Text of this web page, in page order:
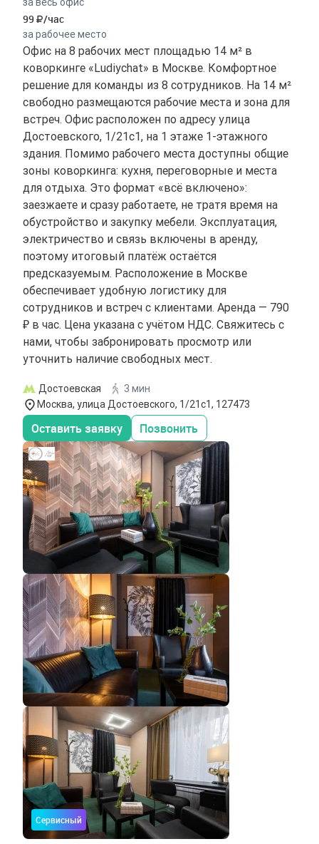
99 /час
за рабочее место
Офис на 8 рабочих мест площадью 14 м² в
коворкинге «Ludiychat» в Москве. Комфортное
решение для команды из 8 сотрудников. На 14 м²
свободно размещаются рабочие места и зона для
встреч. Офис расположен по адресу улица
Достоевского, 1/21с1, на 1 этаже 1-этажного
здания. Помимо рабочего места доступны общие
зоны коворкинга: кухня, переговорные и места
для отдыха. Это формат «всё включено»:
заезжаете и сразу работаете, не тратя время на
обустройство и закупку мебели. Эксплуатация,
электричество и связь включены в аренду,
поэтому итоговый платёж остаётся
предсказуемым. Расположение в Москве
обеспечивает удобную логистику для
сотрудников и встреч с клиентами. Аренда — 790
₽ в час. Цена указана с учётом НДС. Свяжитесь с
нами, чтобы забронировать просмотр или
уточнить наличие свободных мест.
Достоевская
3 мин
Москва, улица Достоевского, 1/21с1, 127473
Оставить заявку Позвонить
Сервисный